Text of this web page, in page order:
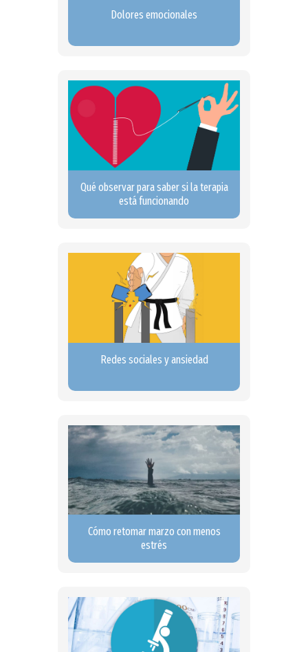
Dolores emocionales
Qué observar para saber si la terapia
está funcionando
Redes sociales y ansiedad
Cómo retomar marzo con menos
estrés